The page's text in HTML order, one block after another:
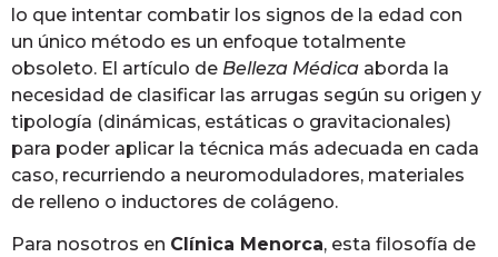
lo que intentar combatir los signos de la edad con
un único método es un enfoque totalmente
obsoleto. El artículo de Belleza Médica aborda la
necesidad de clasificar las arrugas según su origen y
tipología (dinámicas, estáticas o gravitacionales)
para poder aplicar la técnica más adecuada en cada
caso, recurriendo a neuromoduladores, materiales
de relleno o inductores de colágeno.
Para nosotros en Clínica Menorca, esta filosofía de